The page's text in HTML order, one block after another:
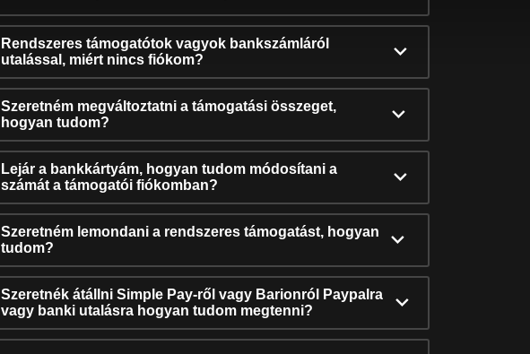
Rendszeres támogatótok vagyok bankszámláról
utalással, miért nincs fiókom?
Szeretném megváltoztatni a támogatási összeget,
hogyan tudom?
Lejár a bankkártyám, hogyan tudom módosítani a
számát a támogatói fiókomban?
Szeretném lemondani a rendszeres támogatást, hogyan
tudom?
Szeretnék átállni Simple Pay-ről vagy Barionról Paypalra
vagy banki utalásra hogyan tudom megtenni?